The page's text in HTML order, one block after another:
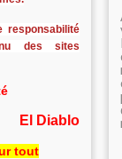
responsabilité
des sites
El Diablo
tout